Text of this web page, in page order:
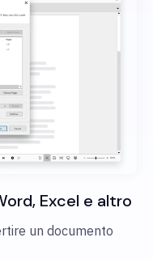
Excel e altro
un documento